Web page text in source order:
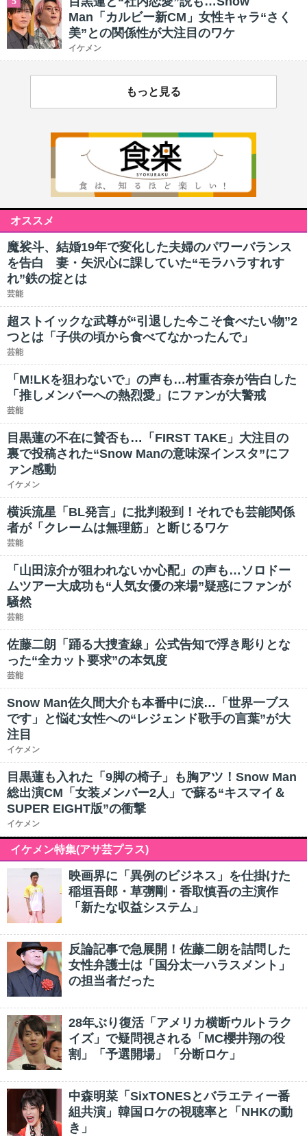
Man「カルビー新CM」女性キャラ“さく
美”との関係性が大注目のワケ
イケメン
もっと見る
オススメ
魔裟斗、結婚19年で変化した夫婦のパワーバランス
を告白 妻・矢沢心に課していた“モラハラすれす
れ”鉄の掟とは
芸能
超ストイックな武尊が“引退した今こそ食べたい物”2
つとは「子供の頃から食べてなかったんで」
芸能
「M!LKを狙わないで」の声も…村重杏奈が告白した
「推しメンバーへの熱烈愛」にファンが大警戒
芸能
目黒蓮の不在に賛否も…「FIRST TAKE」大注目の
裏で投稿された“Snow Manの意味深インスタ”にフ
ァン感動
イケメン
横浜流星「BL発言」に批判殺到！それでも芸能関係
者が「クレームは無理筋」と断じるワケ
芸能
「山田涼介が狙われないか心配」の声も…ソロドー
ムツアー大成功も“人気女優の来場”疑惑にファンが
騒然
芸能
佐藤二朗「踊る大捜査線」公式告知で浮き彫りとな
った“全カット要求”の本気度
芸能
Snow Man佐久間大介も本番中に涙…「世界一ブス
です」と悩む女性への“レジェンド歌手の言葉”が大
注目
イケメン
目黒蓮も入れた「9脚の椅子」も胸アツ！Snow Man
総出演CM「女装メンバー2人」で蘇る“キスマイ＆
SUPER EIGHT版”の衝撃
イケメン
イケメン特集(アサ芸プラス)
映画界に「異例のビジネス」を仕掛けた
稲垣吾郎・草彅剛・香取慎吾の主演作
「新たな収益システム」
反論記事で急展開！佐藤二朗を詰問した
女性弁護士は「国分太一ハラスメント」
の担当者だった
28年ぶり復活「アメリカ横断ウルトラク
イズ」で疑問視される「MC櫻井翔の役
割」「予選開場」「分断ロケ」
中森明菜「SixTONESとバラエティー番
組共演」韓国ロケの視聴率と「NHKの動
き」